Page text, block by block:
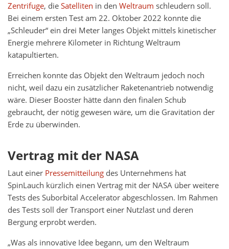
Zentrifuge, dieSatelliten in den Weltraum schleudern soll.
Bei einem ersten Test am 22. Oktober 2022 konnte die
„Schleuder“ ein drei Meter langes Objekt mittels kinetischer
Energie mehrere Kilometer in Richtung Weltraum
katapultierten.
Erreichen konnte das Objekt den Weltraum jedoch noch
nicht, weil dazu ein zusätzlicher Raketenantrieb notwendig
wäre. Dieser Booster hätte dann den finalen Schub
gebraucht, der nötig gewesen wäre, um die Gravitation der
Erde zu überwinden.
Vertrag mit der NASA
Laut einer Pressemitteilung des Unternehmens hat
SpinLauch kürzlich einen Vertrag mit der NASA über weitere
Tests des Suborbital Accelerator abgeschlossen. Im Rahmen
des Tests soll der Transport einer Nutzlast und deren
Bergung erprobt werden.
„Was als innovative Idee begann, um den Weltraum